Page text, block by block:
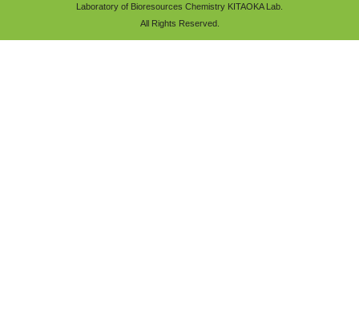
Laboratory of Bioresources Chemistry KITAOKA Lab.
All Rights Reserved.